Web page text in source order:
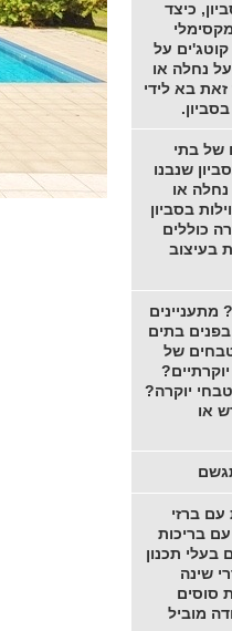
כיצד
קוטג'ים על
נחלה או
זאת בא לידי
של בתי
שנבנו
או
בסביון
כוללים
בעיצוב
מתעניינים
בתים
של
יוקרה?
או
עם ברזי
בריכות
בעלי תכנון
שינה
סוסים
מוביל